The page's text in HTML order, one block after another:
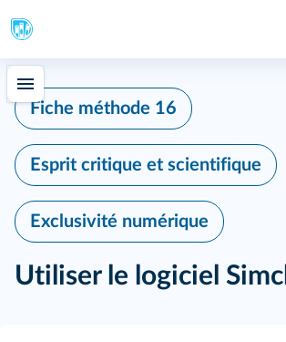
Fiche méthode 16
Esprit critique et scientifique
Exclusivité numérique
Utiliser le logiciel